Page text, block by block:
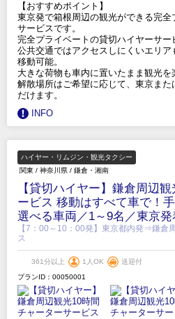
【おすすめポイント】
東京発で箱根周辺の観光ができる完
サービスです。
完全プライベートの貸切ハイヤーサー
公共交通ではアクセスしにくいエリ
移動可能。
大きな荷物も車内に置いたまま観光を
解散場所はご希望に応じて、東京ま
だけます。
INFO
ハイヤー・リムジン・観光タクシー
関東 / 神奈川県 / 鎌倉・湘南
【貸切ハイヤー】鎌倉周辺
ービス 移動はすべて車で！
選べる車両／1～9名／東京発
【7：00～10：00発】東京都内発⇒鎌
ス
361分以上 1人OK
送迎付
プランID：00050001